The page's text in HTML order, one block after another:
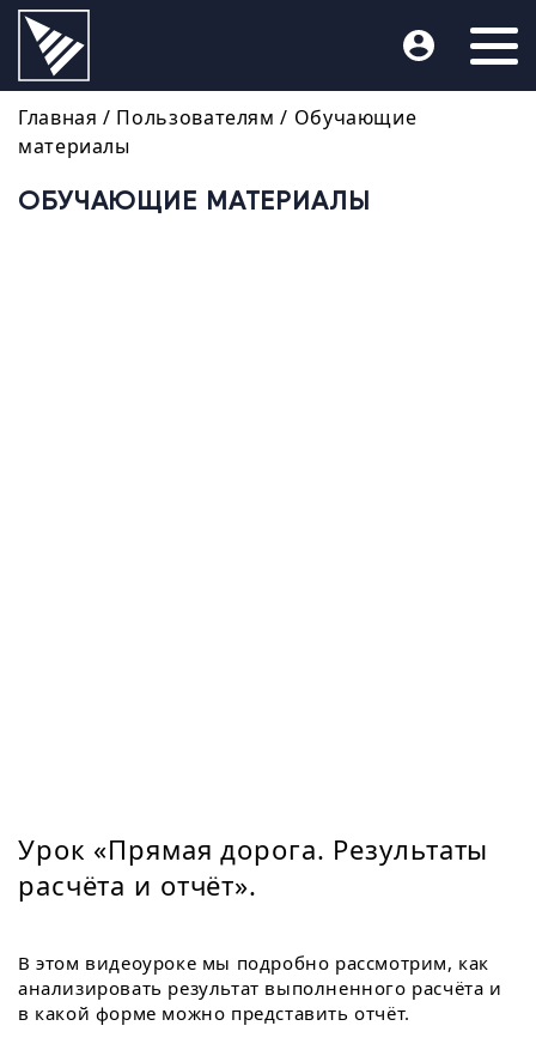
Главная / Пользователям / Обучающие
материалы
ОБУЧАЮЩИЕ МАТЕРИАЛЫ
Урок «Прямая дорога. Результаты
расчёта и отчёт».
В этом видеоуроке мы подробно рассмотрим, как
анализировать результат выполненного расчёта и
в какой форме можно представить отчёт.